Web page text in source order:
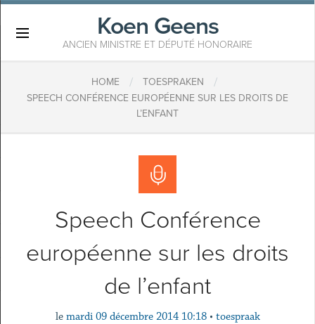
Koen Geens
ANCIEN MINISTRE ET DÉPUTÉ HONORAIRE
HOME / TOESPRAKEN /
SPEECH CONFÉRENCE EUROPÉENNE SUR LES DROITS DE
L’ENFANT
Speech Conférence
européenne sur les droits
de l’enfant
le mardi 09 décembre 2014 10:18 • toespraak